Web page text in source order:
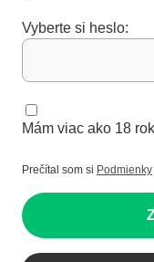
Vyberte si heslo:
Mám viac ako 18
Prečítal som si Podmienky